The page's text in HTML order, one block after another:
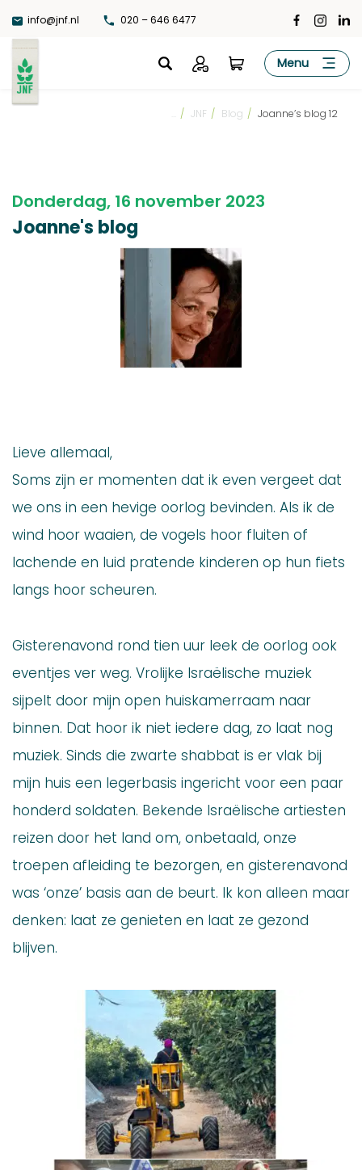
naar
de
inhoud
info@jnf.nl 020 – 646 6477
JNF Menu
/ JNF / Blog / Joanne’s blog 12
Donderdag, 16 november 2023
Joanne's blog
Lieve allemaal,
Soms zijn er momenten dat ik even vergeet dat
we ons in een hevige oorlog bevinden. Als ik de
wind hoor waaien, de vogels hoor fluiten of
lachende en luid pratende kinderen op hun fiets
langs hoor scheuren.
Gisterenavond rond tien uur leek de oorlog ook
eventjes ver weg. Vrolijke Israëlische muziek
sijpelt door mijn open huiskamerraam naar
binnen. Dat hoor ik niet iedere dag, zo laat nog
muziek. Sinds die zwarte shabbat is er vlak bij
mijn huis een legerbasis ingericht voor een paar
honderd soldaten. Bekende Israëlische artiesten
reizen door het land om, onbetaald, onze
troepen afleiding te bezorgen, en gisterenavond
was ‘onze’ basis aan de beurt. Ik kon alleen maar
denken: laat ze genieten en laat ze gezond
blijven.